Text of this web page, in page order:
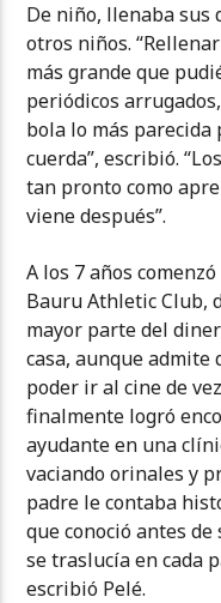
De niño, llenaba sus
otros niños.
más grande que
periódicos
bola lo más parecida
cuerda”, escribió.
tan pronto como
viene después”.
A los 7 años
Bauru Athletic Club,
mayor parte del
casa, aunque admite
poder ir al cine de
finalmente logró
ayudante en una
vaciando orinales y
padre le contaba
que conoció antes
se traslucía en cada
escribió Pelé.